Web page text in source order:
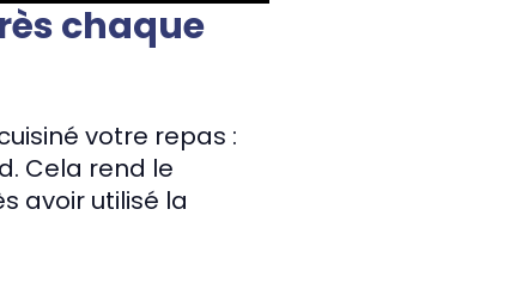
chaque
votre repas :
Cela rend le
avoir utilisé la